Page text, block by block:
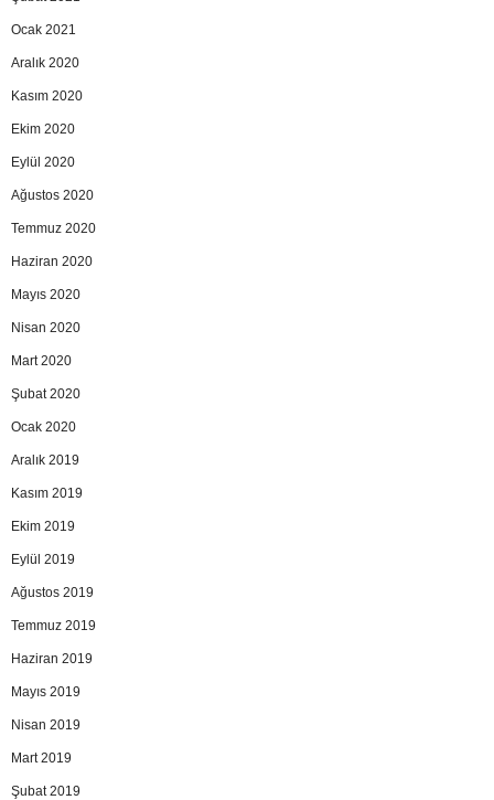
Ocak 2021
Aralık 2020
Kasım 2020
Ekim 2020
Eylül 2020
Ağustos 2020
Temmuz 2020
Haziran 2020
Mayıs 2020
Nisan 2020
Mart 2020
Şubat 2020
Ocak 2020
Aralık 2019
Kasım 2019
Ekim 2019
Eylül 2019
Ağustos 2019
Temmuz 2019
Haziran 2019
Mayıs 2019
Nisan 2019
Mart 2019
Şubat 2019